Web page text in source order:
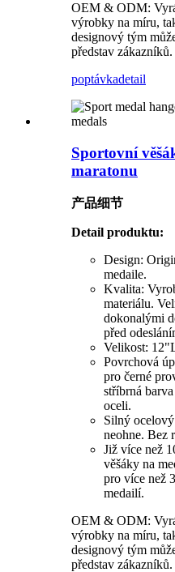
OEM & ODM:
výrobky na míru,
designový tým
představ zákazníků.
poptávkadetail
Sportovní
maratonu
产品细节
Detail produktu:
Design:
medaile.
Kvalita:
materiálu.
dokonalými
před
Velikost:
Povrchová
pro černé
stříbrná
oceli.
Silný
neohne. Bez
Již více než
věšáky na
pro více než
medailí.
OEM & ODM:
výrobky na míru,
designový tým
představ zákazníků.